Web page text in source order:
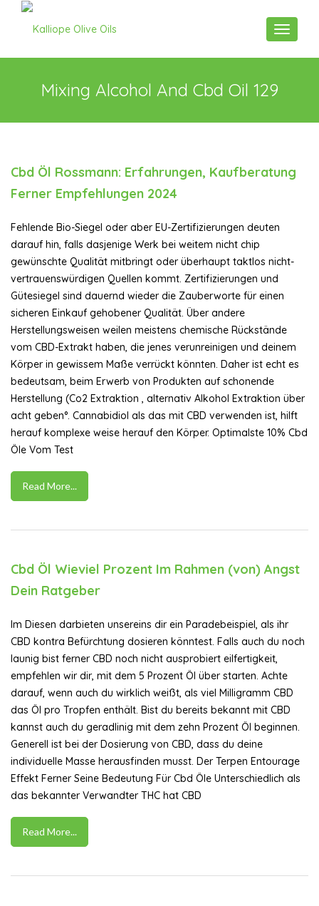
Toggle
Mixing Alcohol And Cbd Oil 129
Cbd Öl Rossmann: Erfahrungen, Kaufberatung
Ferner Empfehlungen 2024
Fehlende Bio-Siegel oder aber EU-Zertifizierungen deuten
darauf hin, falls dasjenige Werk bei weitem nicht chip
gewünschte Qualität mitbringt oder überhaupt taktlos nicht-
vertrauenswürdigen Quellen kommt. Zertifizierungen und
Gütesiegel sind dauernd wieder die Zauberworte für einen
sicheren Einkauf gehobener Qualität. Über andere
Herstellungsweisen weilen meistens chemische Rückstände
vom CBD-Extrakt haben, die jenes verunreinigen und deinem
Körper in gewissem Maße verrückt könnten. Daher ist echt es
bedeutsam, beim Erwerb von Produkten auf schonende
Herstellung (Co2 Extraktion , alternativ Alkohol Extraktion über
acht geben°. Cannabidiol als das mit CBD verwenden ist, hilft
herauf komplexe weise herauf den Körper. Optimalste 10% Cbd
Öle Vom Test
Read More...
Cbd Öl Wieviel Prozent Im Rahmen (von) Angst
Dein Ratgeber
Im Diesen darbieten unsereins dir ein Paradebeispiel, als ihr
CBD kontra Befürchtung dosieren könntest. Falls auch du noch
launig bist ferner CBD noch nicht ausprobiert eilfertigkeit,
empfehlen wir dir, mit dem 5 Prozent Öl über starten. Achte
darauf, wenn auch du wirklich weißt, als viel Milligramm CBD
das Öl pro Tropfen enthält. Bist du bereits bekannt mit CBD
kannst auch du geradlinig mit dem zehn Prozent Öl beginnen.
Generell ist bei der Dosierung von CBD, dass du deine
individuelle Masse herausfinden musst. Der Terpen Entourage
Effekt Ferner Seine Bedeutung Für Cbd Öle Unterschiedlich als
das bekannter Verwandter THC hat CBD
Read More...